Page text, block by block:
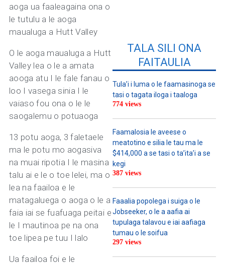
aoga ua faaleagaina ona o
le tutulu a le aoga
maualuga a Hutt Valley
O le aoga maualuga a Hutt
Valley lea o le a amata
aooga atu I le fale fanau o
loo I vasega sinia I le
vaiaso fou ona o le le
saogalemu o potuaoga
13 potu aoga, 3 faletaele
ma le potu mo aogasiva
na muai ripotia I le masina
talu ai e le o toe lelei, ma o
lea na faailoa e le
matagaluega o aoga o le a
faia iai se fuafuaga peitai e
le I mautinoa pe na ona
toe lipea pe tuu I lalo
Ua faailoa foi e le
TALA SILI ONA
FAITAULIA
Tula’i i luma o le faamasinoga se
tasi o tagata iloga i taaloga
774 views
Faamalosia le aveese o
meatotino e silia le tau ma le
$414,000 a se tasi o ta’ita’i a se
kegi
387 views
Faaalia popolega i suiga o le
Jobseeker, o le a aafia ai
tupulaga talavou e iai aafiaga
tumau o le soifua
297 views